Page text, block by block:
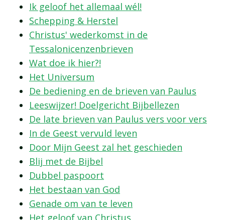
Ik geloof het allemaal wél!
Schepping & Herstel
Christus' wederkomst in de
Tessalonicenzenbrieven
Wat doe ik hier?!
Het Universum
De bediening en de brieven van Paulus
Leeswijzer! Doelgericht Bijbellezen
De late brieven van Paulus vers voor vers
In de Geest vervuld leven
Door Mijn Geest zal het geschieden
Blij met de Bijbel
Dubbel paspoort
Het bestaan van God
Genade om van te leven